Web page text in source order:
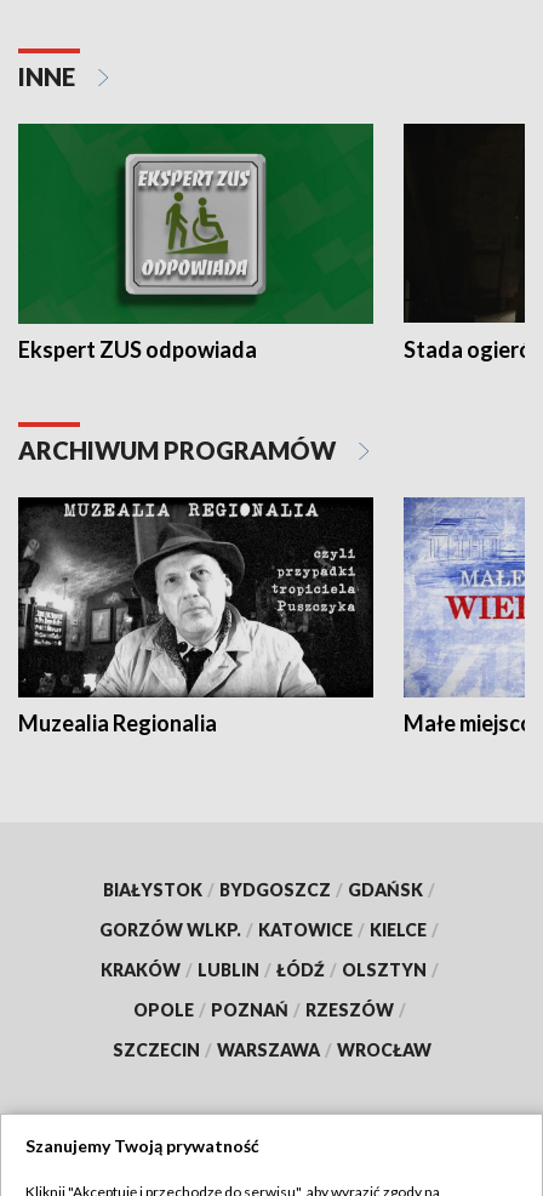
INNE
Ekspert ZUS odpowiada Stada
ARCHIWUM PROGRAMÓW
Muzealia Regionalia Małe
BIAŁYSTOK / BYDGOSZCZ / GDAŃSK /
GORZÓW WLKP. / KATOWICE / KIELCE /
KRAKÓW / LUBLIN / ŁÓDŹ / OLSZTYN /
OPOLE / POZNAŃ / RZESZÓW /
SZCZECIN / WARSZAWA / WROCŁAW
Szanujemy Twoją prywatność
Kliknij "Akceptuję i przechodzę do serwisu", aby wyrazić zgody na